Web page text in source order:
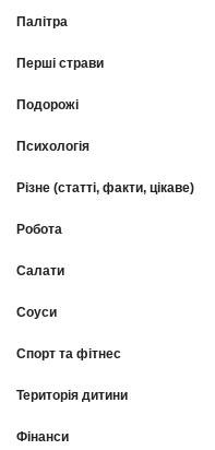
Палітра
Перші страви
Подорожі
Психологія
Різне (статті, факти, цікаве)
Робота
Салати
Соуси
Спорт та фітнес
Територія дитини
Фінанси